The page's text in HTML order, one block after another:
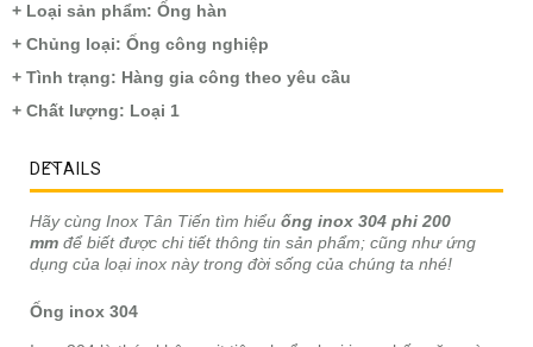
+ Loại sản phẩm: Ống hàn
+ Chủng loại: Ống công nghiệp
+ Tình trạng: Hàng gia công theo yêu cầu
+ Chất lượng: Loại 1
DETAILS
Hãy cùng Inox Tân Tiến tìm hiểu ống inox 304 phi 200
mm để biết được chi tiết thông tin sản phẩm; cũng như ứng
dụng của loại inox này trong đời sống của chúng ta nhé!
Ống inox 304